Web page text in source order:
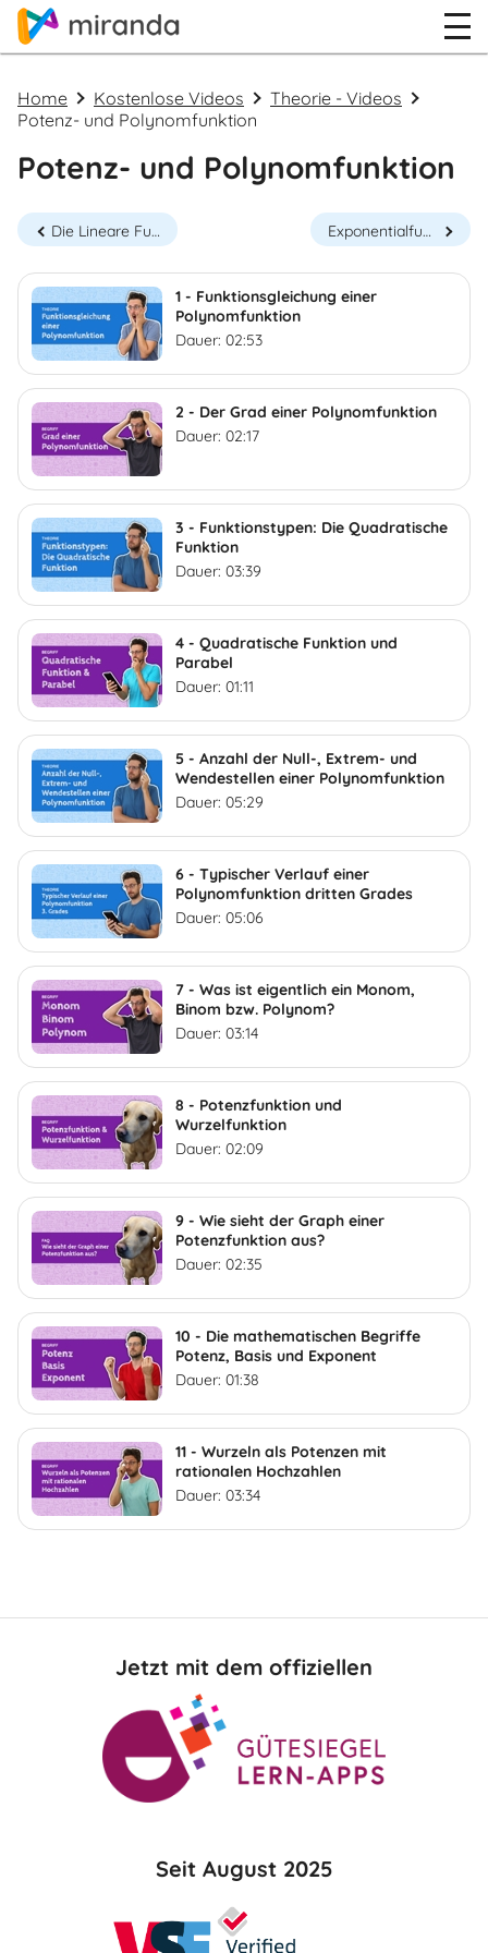
Home Kostenlose Videos
Theorie - Videos
Potenz- und Polynomfunktion
Potenz- und Polynomfunktion
Die Lineare Funktion Exponentialfunktion
1 - Funktionsgleichung einer
Polynomfunktion
Dauer: 02:53
2 - Der Grad einer Polynomfunktion
Dauer: 02:17
3 - Funktionstypen: Die Quadratische
Funktion
Dauer: 03:39
4 - Quadratische Funktion und
Parabel
Dauer: 01:11
5 - Anzahl der Null-, Extrem- und
Wendestellen einer Polynomfunktion
Dauer: 05:29
6 - Typischer Verlauf einer
Polynomfunktion dritten Grades
Dauer: 05:06
7 - Was ist eigentlich ein Monom,
Binom bzw. Polynom?
Dauer: 03:14
8 - Potenzfunktion und
Wurzelfunktion
Dauer: 02:09
9 - Wie sieht der Graph einer
Potenzfunktion aus?
Dauer: 02:35
10 - Die mathematischen Begriffe
Potenz, Basis und Exponent
Dauer: 01:38
11 - Wurzeln als Potenzen mit
rationalen Hochzahlen
Dauer: 03:34
Jetzt mit dem offiziellen
Seit August 2025